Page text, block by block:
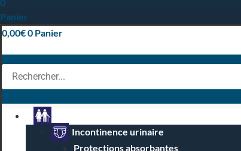
Panier
0,00€0 Panier
Incontinence urinaire
Protections absorbantes